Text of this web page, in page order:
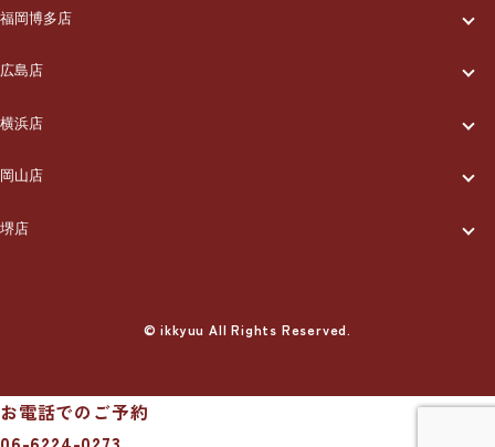
ブログ
お知らせ
採用情報
お問い合わせ
出張エリア
ブログ
お知らせ
採用情報
お問い合わせ
メニュー/料金
出張エリア
ブログ
お知らせ
採用情報
ご利用の流れ
メニュー/料金
出張エリア
ブログ
お知らせ
一休について
ご利用の流れ
メニュー/料金
出張エリア
ブログ
お問い合わせ
福岡博多店
一休について
ご利用の流れ
メニュー/料金
出張エリア
採用情報
広島店
一休について
ご利用の流れ
メニュー/料金
横浜店
一休について
ご利用の流れ
お知らせ
岡山店
一休について
ブログ
堺店
出張エリア
© ikkyuu All Rights Reserved.
お電話でのご予約